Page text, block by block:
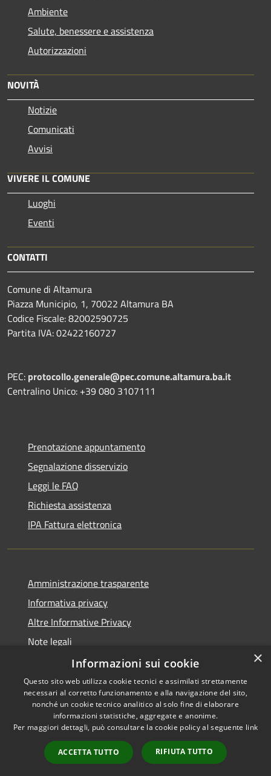
Ambiente
Salute, benessere e assistenza
Autorizzazioni
NOVITÀ
Notizie
Comunicati
Avvisi
VIVERE IL COMUNE
Luoghi
Eventi
CONTATTI
Comune di Altamura
Piazza Municipio, 1, 70022 Altamura BA
Codice Fiscale: 82002590725
Partita IVA: 02422160727
PEC: protocollo.generale@pec.comune.altamura.ba.it
Centralino Unico: +39 080 3107111
Prenotazione appuntamento
Segnalazione disservizio
Leggi le FAQ
Richiesta assistenza
IPA Fattura elettronica
Amministrazione trasparente
Informativa privacy
Altre Informative Privacy
Note legali
Dichiarazione di accessibilità
RSS
Accessibilità
Copyright © 2026 • Comune di
Altamura • Powered by
Municipium•
Accesso
redazione
×
Informazioni sui cookie
Questo sito web utilizza cookie tecnici e assimilati strettamente
necessari al corretto funzionamento e alla navigazione del sito,
nonché un cookie tecnico analitico al solo fine di elaborare
informazioni statistiche, aggregate e anonime.
Per maggiori dettagli, può consultare la cookie policy al seguente link
ACCETTA TUTTO RIFIUTA TUTTO